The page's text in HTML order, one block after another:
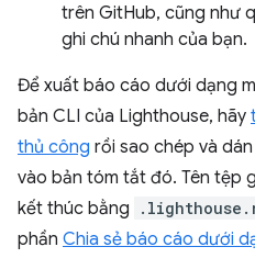
trên GitHub, cũng như
ghi chú nhanh của bạn.
Để xuất báo cáo dưới dạng
bản CLI của Lighthouse, hãy
thủ công rồi sao chép và
vào bản tóm tắt đó. Tên tệp
kết thúc bằng
phần Chia sẻ báo cáo dưới